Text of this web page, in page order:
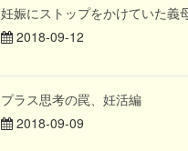
妊娠にストップをかけていた義
2018-09-12
プラス思考の罠、妊活編
2018-09-09